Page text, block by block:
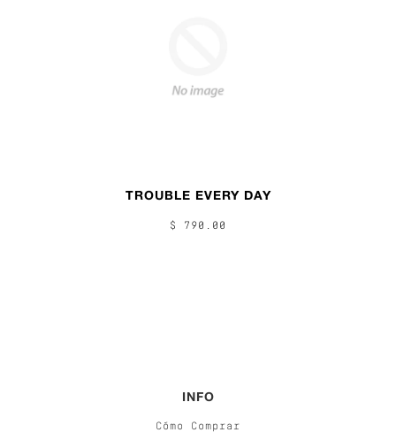
TROUBLE EVERY DAY
$ 790.00
INFO
Cómo Comprar